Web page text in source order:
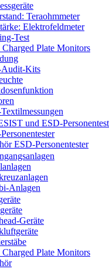
Teraohmmeter
Elektrofeldmeter
Test
Plate Monitors
Kits
und ESD-
ESD-Personentester
Anlagen
Geräte
Plate Monitors